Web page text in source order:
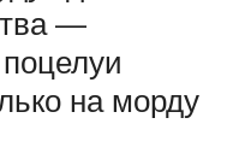
—
на морду